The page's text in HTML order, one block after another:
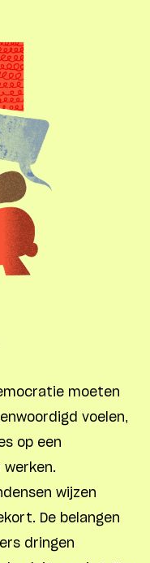
moeten
voelen,
op een
wijzen
De belangen
dringen